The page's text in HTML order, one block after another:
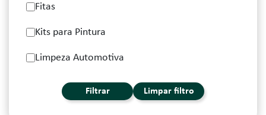
Fitas
Kits para Pintura
Limpeza Automotiva
Filtrar Limpar filtro